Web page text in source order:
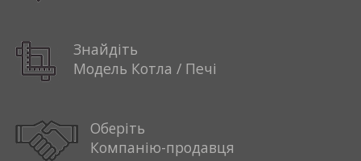
Знайдіть
Модель Котла / Печі
Оберіть
Компанію-продавця